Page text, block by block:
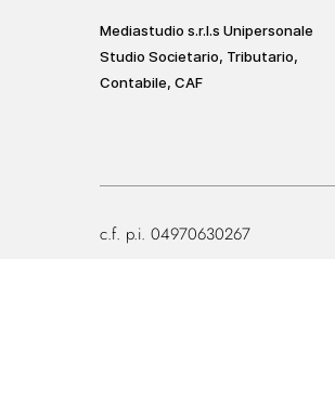
Mediastudio s.r.l.s Unipersonale
Studio Societario, Tributario,
Contabile, CAF
c.f. p.i. 04970630267